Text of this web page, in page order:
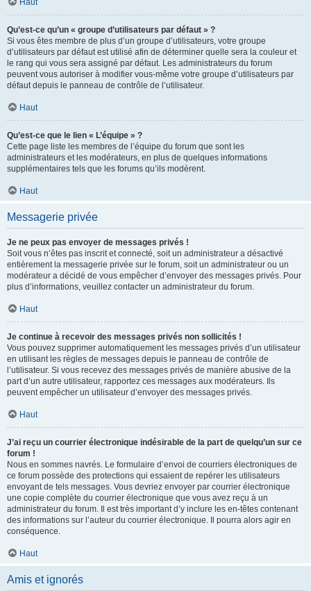
Haut
Qu’est-ce qu’un « groupe d’utilisateurs par défaut » ?
Si vous êtes membre de plus d’un groupe d’utilisateurs, votre groupe
d’utilisateurs par défaut est utilisé afin de déterminer quelle sera la couleur et
le rang qui vous sera assigné par défaut. Les administrateurs du forum
peuvent vous autoriser à modifier vous-même votre groupe d’utilisateurs par
défaut depuis le panneau de contrôle de l’utilisateur.
Haut
Qu’est-ce que le lien « L’équipe » ?
Cette page liste les membres de l’équipe du forum que sont les
administrateurs et les modérateurs, en plus de quelques informations
supplémentaires tels que les forums qu’ils modèrent.
Haut
Messagerie privée
Je ne peux pas envoyer de messages privés !
Soit vous n’êtes pas inscrit et connecté, soit un administrateur a désactivé
entièrement la messagerie privée sur le forum, soit un administrateur ou un
modérateur a décidé de vous empêcher d’envoyer des messages privés. Pour
plus d’informations, veuillez contacter un administrateur du forum.
Haut
Je continue à recevoir des messages privés non sollicités !
Vous pouvez supprimer automatiquement les messages privés d’un utilisateur
en utilisant les règles de messages depuis le panneau de contrôle de
l’utilisateur. Si vous recevez des messages privés de manière abusive de la
part d’un autre utilisateur, rapportez ces messages aux modérateurs. Ils
peuvent empêcher un utilisateur d’envoyer des messages privés.
Haut
J’ai reçu un courrier électronique indésirable de la part de quelqu’un sur ce
forum !
Nous en sommes navrés. Le formulaire d’envoi de courriers électroniques de
ce forum possède des protections qui essaient de repérer les utilisateurs
envoyant de tels messages. Vous devriez envoyer par courrier électronique
une copie complète du courrier électronique que vous avez reçu à un
administrateur du forum. Il est très important d’y inclure les en-têtes contenant
des informations sur l’auteur du courrier électronique. Il pourra alors agir en
conséquence.
Haut
Amis et ignorés